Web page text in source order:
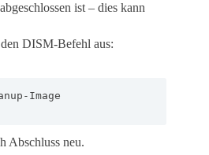
ist – dies kann
DISM-Befehl aus:
Abschluss neu.